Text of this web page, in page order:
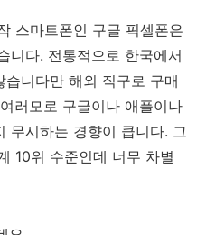
스마트폰인 구글 픽셀폰은
니다. 전통적으로 한국에서
니다만 해외 직구로 구매
러모로 구글이나 애플이나
무시하는 경향이 큽니다. 그
10위 수준인데 너무 차별